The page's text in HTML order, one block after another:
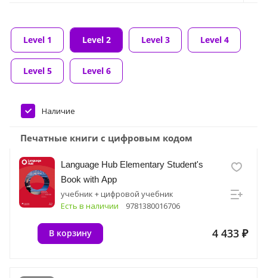
Level 1 Level 2 Level 3 Level 4
Level 5 Level 6
Наличие
Печатные книги с цифровым кодом
Language Hub Elementary Student's
Book with App
учебник + цифровой учебник
Есть в наличии
9781380016706
4 433 ₽
В корзину